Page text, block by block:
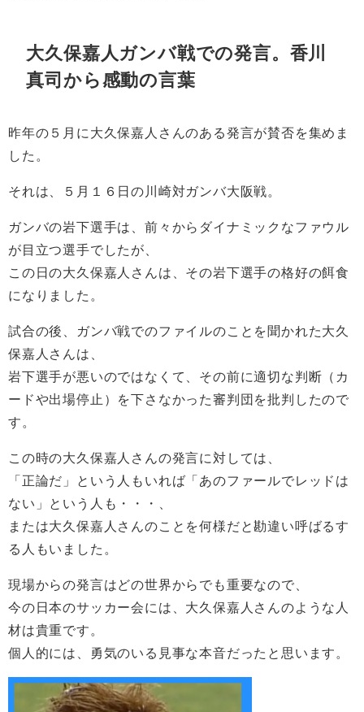
大久保嘉人ガンバ戦での発言。香川
真司から感動の言葉
昨年の５月に大久保嘉人さんのある発言が賛否を集めま
した。
それは、５月１６日の川崎対ガンバ大阪戦。
ガンバの岩下選手は、前々からダイナミックなファウル
が目立つ選手でしたが、
この日の大久保嘉人さんは、その岩下選手の格好の餌食
になりました。
試合の後、ガンバ戦でのファイルのことを聞かれた大久
保嘉人さんは、
岩下選手が悪いのではなくて、その前に適切な判断（カ
ードや出場停止）を下さなかった審判団を批判したので
す。
この時の大久保嘉人さんの発言に対しては、
「正論だ」という人もいれば「あのファールでレッドは
ない」という人も・・・、
または大久保嘉人さんのことを何様だと勘違い呼ばるす
る人もいました。
現場からの発言はどの世界からでも重要なので、
今の日本のサッカー会には、大久保嘉人さんのような人
材は貴重です。
個人的には、勇気のいる見事な本音だったと思います。